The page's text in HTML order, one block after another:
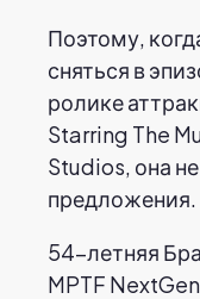
Поэтому,
сняться в
ролике
Starring The
Studios, она
предложения.
54-летняя
MPTF